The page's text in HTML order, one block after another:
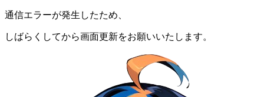
通信エラーが発生したため、
しばらくしてから画面更新をお願いいたします。